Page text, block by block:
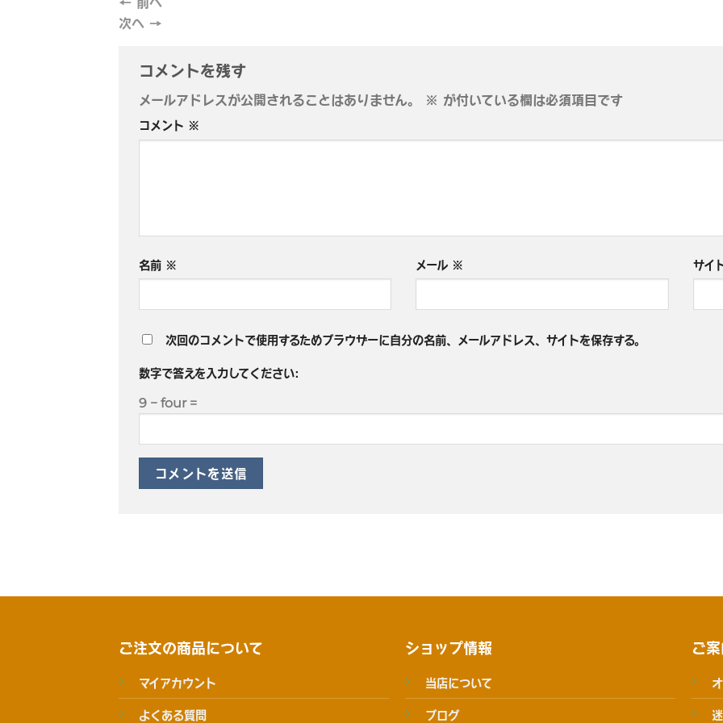
次へ →
コメントを残す
メールアドレスが公開されることはありません。 ※ が付いている欄は必須項目です
コメント ※
名前 ※ メール ※ サイ
次回のコメントで使用するためブラウザーに自分の名前、メールアドレス、サイトを保存する。
数字で答えを入力してください:
9 − four =
ご注文の商品について
マイアカウント
よくある質問
ショップ情報
当店について
ブログ
ご